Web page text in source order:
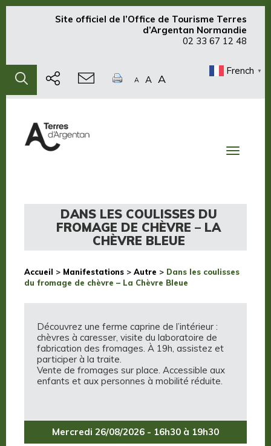
Site officiel de l’Office de Tourisme Terres
d’Argentan Normandie
02 33 67 12 48
A A A
French ▼
Toggle
DANS LES COULISSES DU
FROMAGE DE CHÈVRE – LA
CHÈVRE BLEUE
Accueil > Manifestations > Autre > Dans les coulisses
du fromage de chèvre – La Chèvre Bleue
Découvrez une ferme caprine de l’intérieur :
chèvres à caresser, visite du laboratoire de
fabrication des fromages. À 19h, assistez et
participer à la traite.
Vente de fromages sur place. Accessible aux
enfants et aux personnes à mobilité réduite.
Mercredi 26/08/2026 - 16h30 à 19h30